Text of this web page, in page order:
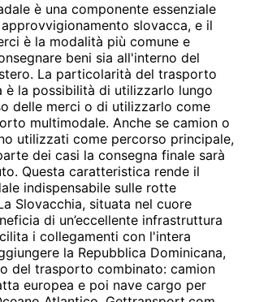
è una componente essenziale
slovacca, e il
è la modalità più comune e
beni sia all'interno del
La particolarità del trasporto
è la possibilità di utilizzarlo lungo
delle merci o di utilizzarlo come
multimodale. Anche se camion o
utilizzati come percorso principale,
dei casi la consegna finale sarà
Questa caratteristica rende il
indispensabile sulle rotte
Slovacchia, situata nel cuore
di un’eccellente infrastruttura
i collegamenti con l'intera
la Repubblica Dominicana,
del trasporto combinato: camion
europea e poi nave cargo per